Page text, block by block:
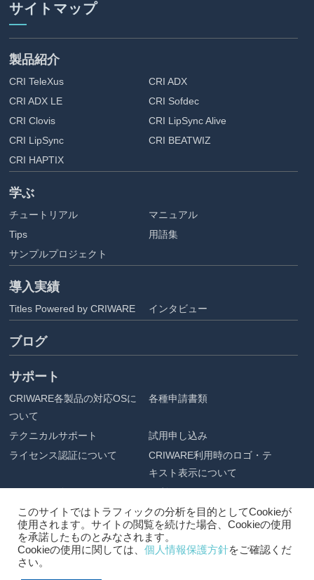
サイトマップ
製品紹介
CRI TeleXus
CRI ADX
CRI ADX LE
CRI Sofdec
CRI Clovis
CRI LipSync Alive
CRI LipSync
CRI BEATWIZ
CRI HAPTIX
学ぶ
チュートリアル
マニュアル
Tips
用語集
サンプルプロジェクト
導入実績
Titles Powered by CRIWARE インタビュー
ブログ
サポート
CRIWARE各製品の対応OSに
ついて
各種申請書類
テクニカルサポート
試用申し込み
ライセンス認証について
CRIWARE利用時のロゴ・テ
キスト表示について
企業情報
会社概要
プライバシーポリシー
採用情報
このサイトではトラフィックの分析を目的としてCookieが
使用されます。サイトの閲覧を続けた場合、Cookieの使用
を承諾したものとみなされます。
Cookieの使用に関しては、 個人情報保護方針をご確認くだ
さい。